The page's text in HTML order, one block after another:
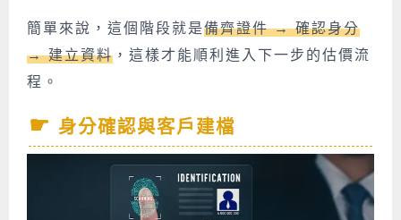
簡單來說，這個階段就是備齊證件 → 確認身分
→ 建立資料 ，這樣才能順利進入下一步的估價流
程。
身分確認與客戶建檔